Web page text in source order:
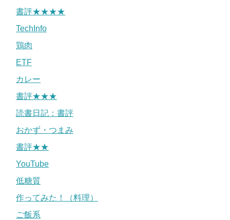
書評★★★★
TechInfo
鶏肉
ETF
カレー
書評★★★
読書日記：書評
おかず・つまみ
書評★★
YouTube
低糖質
作ってみた！（料理）
ご飯系